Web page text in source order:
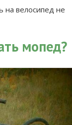
на велосипед не
мопед?